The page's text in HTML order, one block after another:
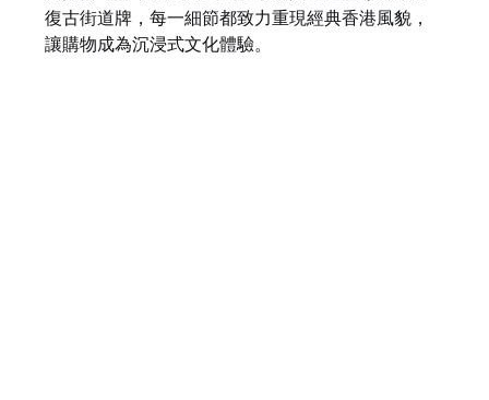
復古街道牌，每一細節都致力重現經典香港風貌，
讓購物成為沉浸式文化體驗。